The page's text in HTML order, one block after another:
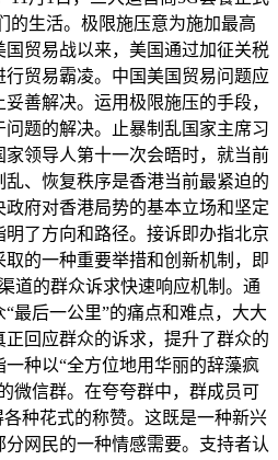
的生活。极限施压意为施加最高
国贸易战以来，美国通过加征关税
贸易霸凌。中国美国贸易问题应
善解决。运用极限施压的手段，
题的解决。止暴制乱国家主席习
领导人第十一次会晤时，就当前
、恢复秩序是香港当前最紧迫的
府对香港局势的基本立场和坚定
了方向和路径。接诉即办指北京
的一种重要举措和创新机制，即
道的群众诉求快速响应机制。通
最后一公里”的痛点和难点，大大
回应群众的诉求，提升了群众的
种以“全方位地用华丽的辞藻疯
微信群。在夸夸群中，群成员可
种花式的称赞。这既是一种新兴
网民的一种情感需要。支持者认